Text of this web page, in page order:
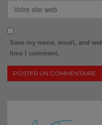
Save my name, email, and
time I comment.